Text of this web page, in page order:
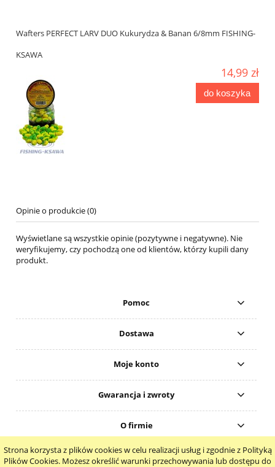
Strona korzysta z plików cookies w celu realizacji usług i zgodnie z Polityką
Plików Cookies. Możesz określić warunki przechowywania lub dostępu do
Wafters PERFECT LARV DUO Kukurydza & Banan 6/8mm FISHING-
KSAWA
14,99 zł
do koszyka
Opinie o produkcie (0)
Wyświetlane są wszystkie opinie (pozytywne i negatywne). Nie
weryfikujemy, czy pochodzą one od klientów, którzy kupili dany
produkt.
Pomoc
Dostawa
Moje konto
Gwarancja i zwroty
O firmie
pokaż pełną wersję strony